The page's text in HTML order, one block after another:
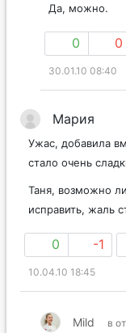
Да, можно.
0 0
30.01.10 08:40
Мария
Ужас, добавила
стало очень
Таня, возможно
исправить, жаль
0 -1
10.04.10 18:45
Mild в